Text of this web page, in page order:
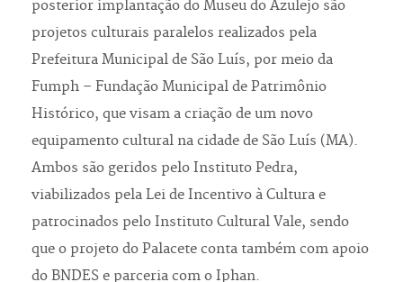
posterior implantação do Museu do Azulejo são
projetos culturais paralelos realizados pela
Prefeitura Municipal de São Luís, por meio da
Fumph – Fundação Municipal de Patrimônio
Histórico, que visam a criação de um novo
equipamento cultural na cidade de São Luís (MA).
Ambos são geridos pelo Instituto Pedra,
viabilizados pela Lei de Incentivo à Cultura e
patrocinados pelo Instituto Cultural Vale, sendo
que o projeto do Palacete conta também com apoio
do BNDES e parceria com o Iphan.